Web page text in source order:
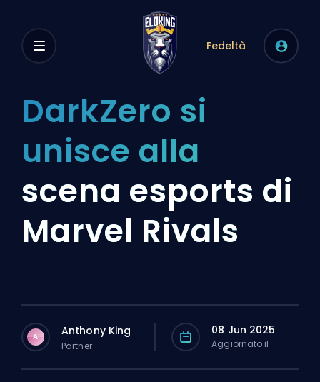
Fedeltà
DarkZero si
unisce alla
scena esports di
Marvel Rivals
A Anthony King
Partner
08 Jun 2025
Aggiornato il